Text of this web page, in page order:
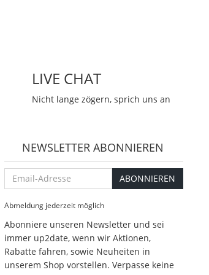
LIVE CHAT
Nicht lange zögern, sprich uns an
NEWSLETTER ABONNIEREN
Email-
Adresse
ABONNIEREN
Abmeldung jederzeit möglich
Abonniere unseren Newsletter und sei
immer up2date, wenn wir Aktionen,
Rabatte fahren, sowie Neuheiten in
unserem Shop vorstellen. Verpasse keine